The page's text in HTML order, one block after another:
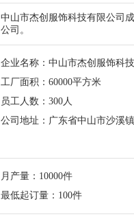
中山市杰创服饰科技有限公司
公司。
企业名称：中山市杰创服饰科
工厂⾯积：60000平⽅⽶
员⼯⼈数：300⼈
公司地址：广东省中山市沙溪镇
⽉产量：10000件
最低起订量：100件